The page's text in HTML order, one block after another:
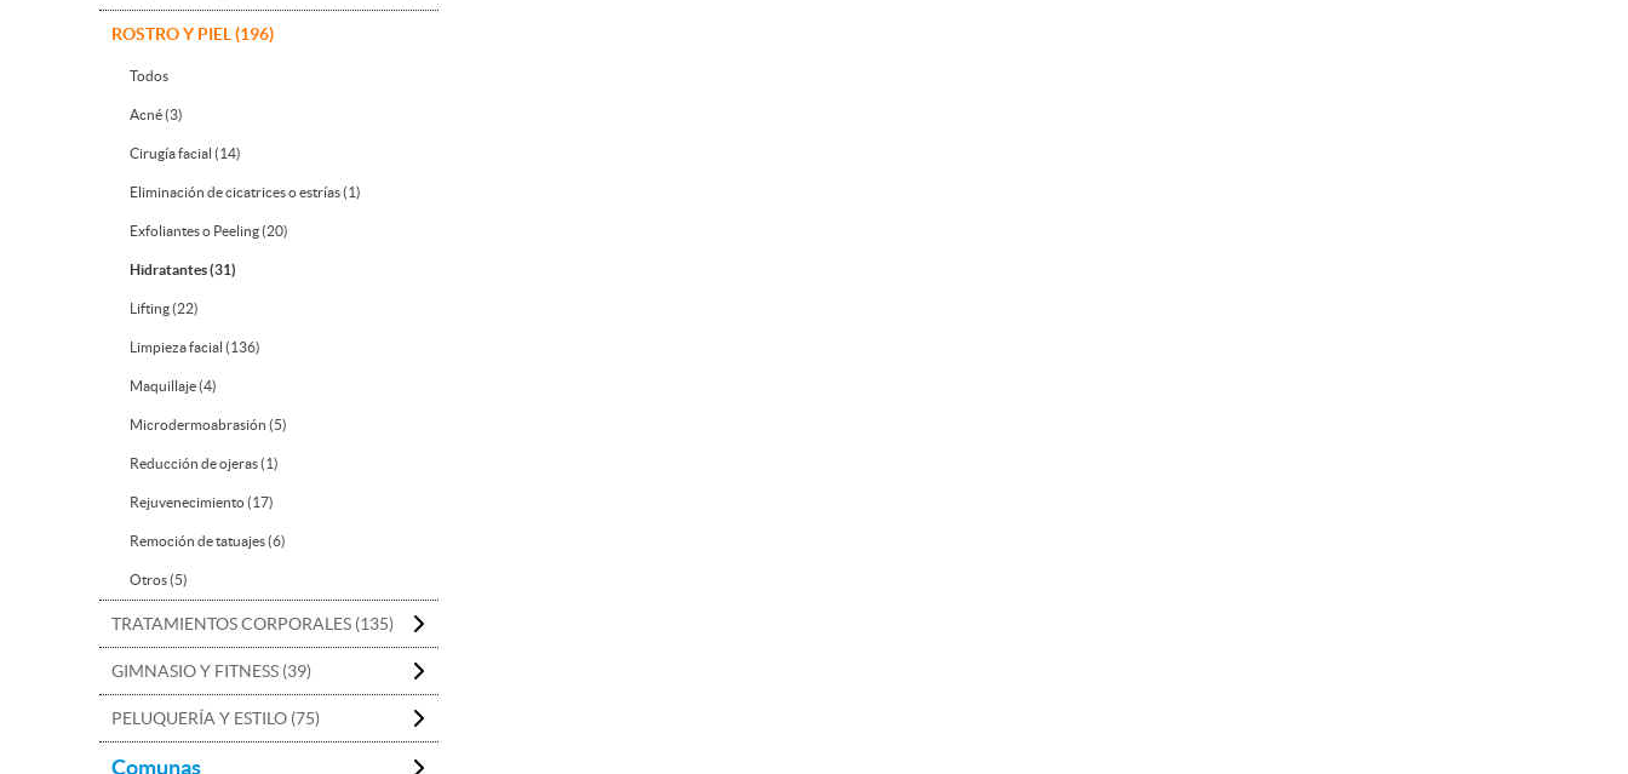
ROSTRO Y PIEL (196)
Todos
Acné (3)
Cirugía facial (14)
Eliminación de cicatrices o estrías (1)
Exfoliantes o Peeling (20)
Hidratantes (31)
Lifting (22)
Limpieza facial (136)
Maquillaje (4)
Microdermoabrasión (5)
Reducción de ojeras (1)
Rejuvenecimiento (17)
Remoción de tatuajes (6)
Otros (5)
TRATAMIENTOS CORPORALES (135)
GIMNASIO Y FITNESS (39)
PELUQUERÍA Y ESTILO (75)
Comunas